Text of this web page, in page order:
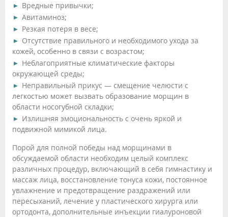
Вредные привычки;
Авитаминоз;
Резкая потеря в весе;
Отсутствие правильного и необходимого ухода за
кожей, особенно в связи с возрастом;
Неблагоприятные климатические факторы
окружающей среды;
Неправильный прикус — смещение челюсти с
легкостью может вызвать образование морщин в
области носогубной складки;
Излишняя эмоциональность с очень яркой и
подвижной мимикой лица.
Порой для полной победы над морщинами в
обсуждаемой области необходим целый комплекс
различных процедур, включающий в себя гимнастику и
массаж лица, восстановление тонуса кожи, постоянное
увлажнение и предотвращение раздражений или
пересыханий, лечение у пластического хирурга или
ортодонта, дополнительные инъекции гиалуроновой